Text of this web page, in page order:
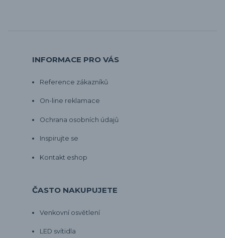
INFORMACE PRO VÁS
Reference zákazníků
On-line reklamace
Ochrana osobních údajů
Inspirujte se
Kontakt eshop
ČASTO NAKUPUJETE
Venkovní osvětlení
LED svítidla